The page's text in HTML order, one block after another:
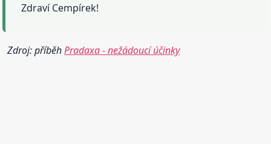
Zdraví Cempírek!
Zdroj: příběhPradaxa - nežádoucí účinky